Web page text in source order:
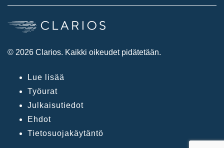
© 2026 Clarios. Kaikki oikeudet pidätetään.
Lue lisää
Työurat
Julkaisutiedot
Ehdot
Tietosuojakäytäntö